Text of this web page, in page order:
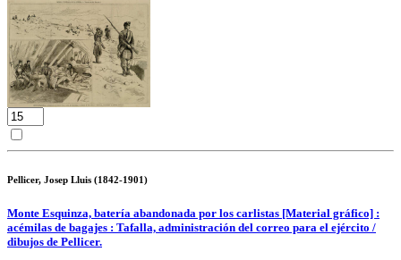
Pellicer, Josep Lluis (1842-1901)
Monte Esquinza, batería abandonada por los carlistas [Material gráfico] :
acémilas de bagajes : Tafalla, administración del correo para el ejército /
dibujos de Pellicer.